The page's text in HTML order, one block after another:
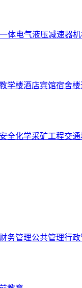
体电气液压减速器
学楼酒店宾馆宿舍楼
安全化学采矿工程交通
财务管理公共管理行政